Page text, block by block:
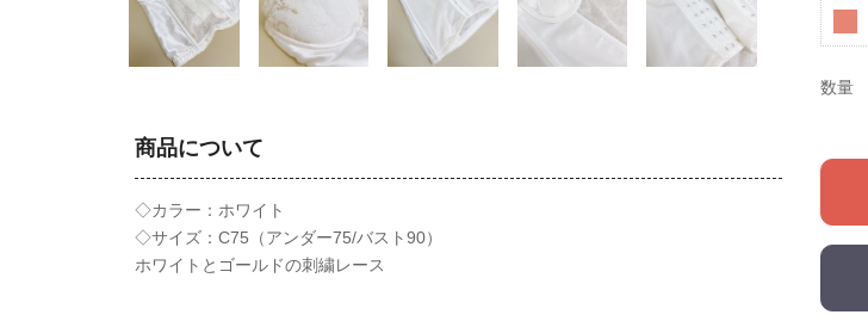
商品について
◇カラー：ホワイト
◇サイズ：C75（アンダー75/バスト90）
ホワイトとゴールドの刺繍レース
数量